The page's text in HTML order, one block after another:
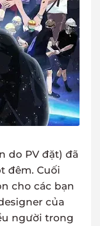
do PV đặt) đã
đêm. Cuối
cho các bạn
của
người trong